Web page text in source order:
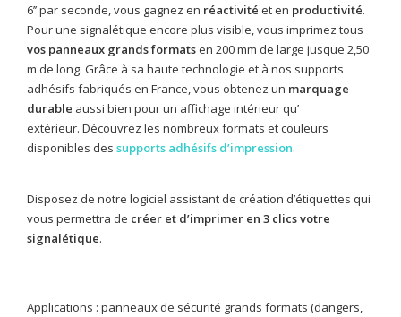
6’’ par seconde, vous gagnez en réactivité et en productivité.
Pour une signalétique encore plus visible, vous imprimez tous
vos panneaux grands formatsen 200 mm de large jusque 2,50
m de long. Grâce à sa haute technologie et à nos supports
adhésifs fabriqués en France, vous obtenez un marquage
durable aussi bien pour un affichage intérieur qu’
extérieur. Découvrez les nombreux formats et couleurs
disponibles des supports adhésifs d’impression.
Disposez de notre logiciel assistant de création d’étiquettes qui
vous permettra de créer et d’imprimer en 3 clics votre
signalétique.
Applications : panneaux de sécurité grands formats (dangers,